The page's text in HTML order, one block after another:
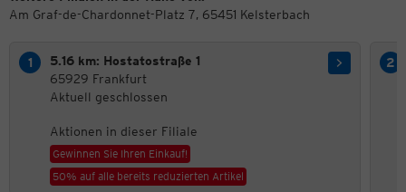
Am Graf-de-Chardonnet-Platz 7, 65451 Kelsterbach
5.16 km: Hostatostraße 1
65929 Frankfurt
Aktuell geschlossen
Aktionen in dieser Filiale
Gewinnen Sie Ihren Einkauf!
50% auf alle bereits reduzierten Artikel